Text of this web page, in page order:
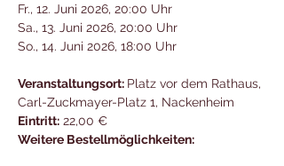
Fr., 12. Juni 2026, 20:00 Uhr
Sa., 13. Juni 2026, 20:00 Uhr
So., 14. Juni 2026, 18:00 Uhr
Veranstaltungsort: Platz vor dem Rathaus,
Carl-Zuckmayer-Platz 1, Nackenheim
Eintritt: 22,00 €
Weitere Bestellmöglichkeiten: